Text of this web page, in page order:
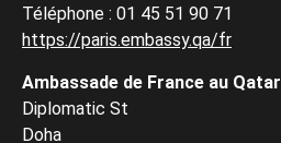
Téléphone : 01 45 51 90 71
https://paris.embassy.qa/fr
Ambassade de France au Qatar
Diplomatic St
Doha